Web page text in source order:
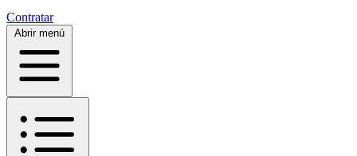
Contratar
Abrir menú